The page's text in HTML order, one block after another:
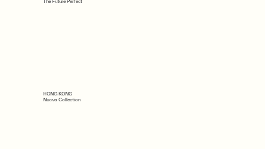
The Future Perfect
HONG KONG
Nuovo Collection